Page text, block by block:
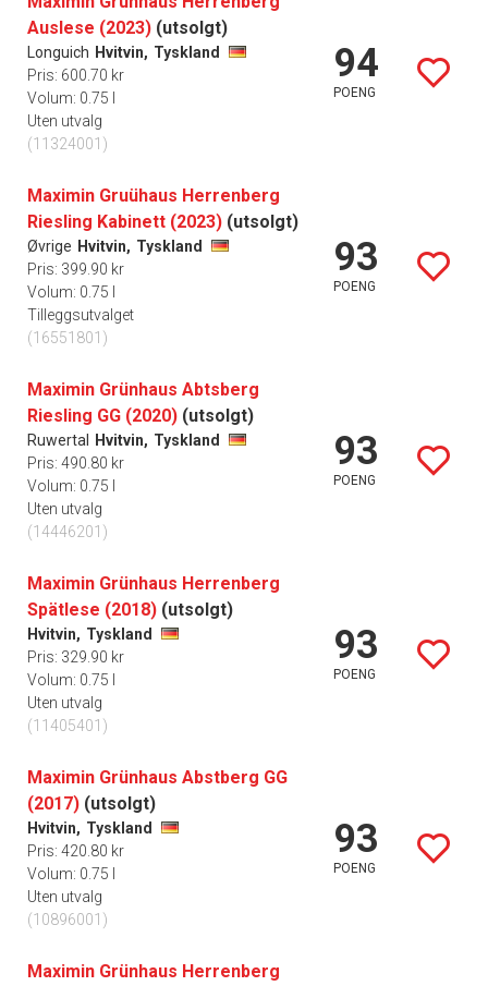
Auslese (2023) (utsolgt)
Longuich Hvitvin, Tyskland
Pris: 600.70 kr
Volum: 0.75 l
Uten utvalg
(11324001)
94
POENG
Maximin Gruühaus Herrenberg
Riesling Kabinett (2023) (utsolgt)
Øvrige Hvitvin, Tyskland
Pris: 399.90 kr
Volum: 0.75 l
Tilleggsutvalget
(16551801)
93
POENG
Maximin Grünhaus Abtsberg
Riesling GG (2020) (utsolgt)
Ruwertal Hvitvin, Tyskland
Pris: 490.80 kr
Volum: 0.75 l
Uten utvalg
(14446201)
93
POENG
Maximin Grünhaus Herrenberg
Spätlese (2018) (utsolgt)
Hvitvin, Tyskland
Pris: 329.90 kr
Volum: 0.75 l
Uten utvalg
(11405401)
93
POENG
Maximin Grünhaus Abstberg GG
(2017) (utsolgt)
Hvitvin, Tyskland
Pris: 420.80 kr
Volum: 0.75 l
Uten utvalg
(10896001)
93
POENG
Maximin Grünhaus Herrenberg